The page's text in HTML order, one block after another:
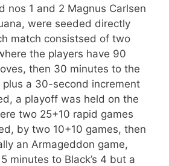
nos 1 and 2 Magnus Carlsen
were seeded directly
match consistsed of two
the players have 90
then 30 minutes to the
a 30-second increment
a playoff was held on the
two 25+10 rapid games
by two 10+10 games, then
an Armageddon game,
minutes to Black’s 4 but a